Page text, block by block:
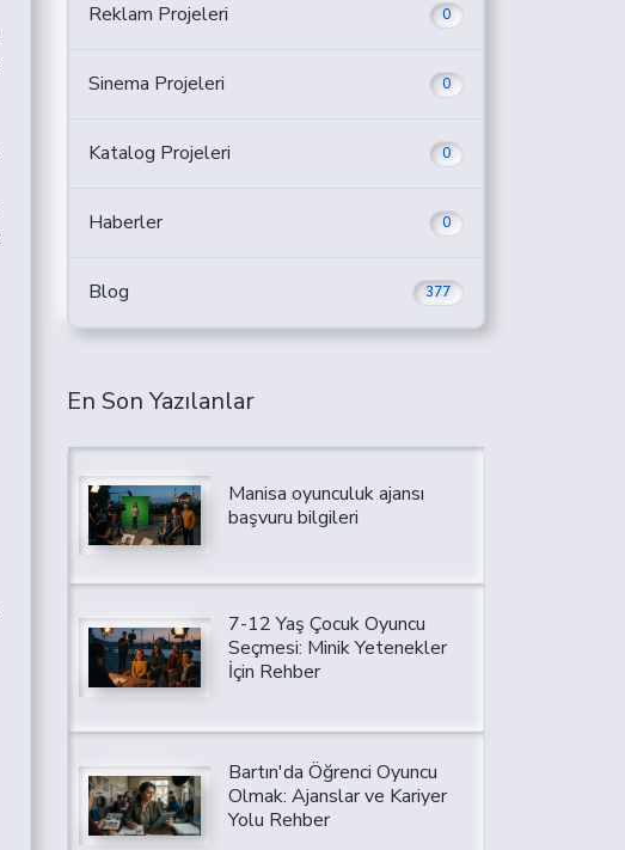
Reklam Projeleri 0
Sinema Projeleri 0
Katalog Projeleri 0
Haberler 0
Blog 377
En Son Yazılanlar
Manisa oyunculuk ajansı
başvuru bilgileri
7-12 Yaş Çocuk Oyuncu
Seçmesi: Minik Yetenekler
İçin Rehber
Bartın'da Öğrenci Oyuncu
Olmak: Ajanslar ve Kariyer
Yolu Rehber